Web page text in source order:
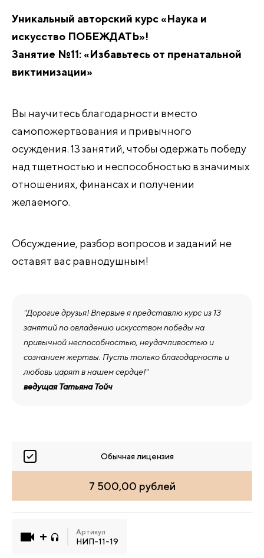
Уникальный авторский курс «Наука и
искусство ПОБЕЖДАТЬ»!
Занятие №11: «Избавьтесь от пренатальной
виктимизации»
Вы научитесь благодарности вместо
самопожертвования и привычного
осуждения. 13 занятий, чтобы одержать победу
над тщетностью и неспособностью в значимых
отношениях, финансах и получении
желаемого.
Обсуждение, разбор вопросов и заданий не
оставят вас равнодушным!
"Дорогие друзья! Впервые я представлю курс из 13
занятий по овладению искусством победы на
привычной неспособностью, неудачливостью и
сознанием жертвы. Пусть только благодарность и
любовь царят в нашем сердце!"
ведущая Татьяна Тойч
Обычная лицензия
7 500,00 рублей
Артикул
НИП-11-19